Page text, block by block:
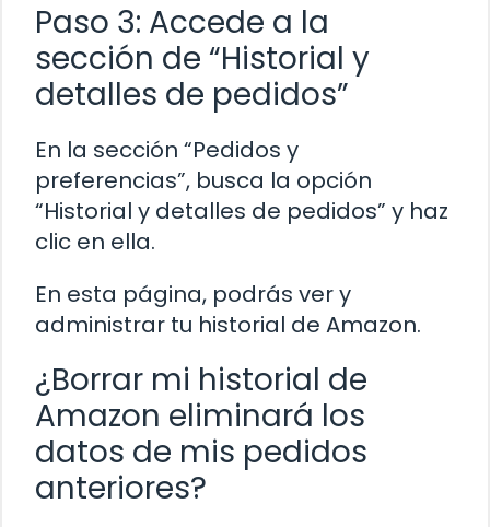
Paso 3: Accede a la
sección de “Historial y
detalles de pedidos”
En la sección “Pedidos y
preferencias”, busca la opción
“Historial y detalles de pedidos” y haz
clic en ella.
En esta página, podrás ver y
administrar tu historial de Amazon.
¿Borrar mi historial de
Amazon eliminará los
datos de mis pedidos
anteriores?